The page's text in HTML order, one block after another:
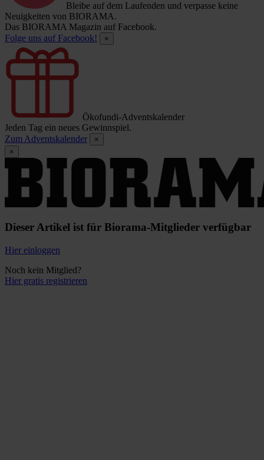
Bleibe auf dem Laufenden und verpasse keine
Neuigkeiten von BIORAMA.
Das BIORAMA Magazin auf Facebook.
Folge uns auf Facebook!
×
Ökofundi-Adventskalender
Jeden Tag ein neues Gewinnspiel.
Zum Adventskalender
×
×
Dieser Artikel ist für Biorama-Mitglieder verfügbar
Hier einloggen
Noch kein Mitglied?
Hier gratis registrieren